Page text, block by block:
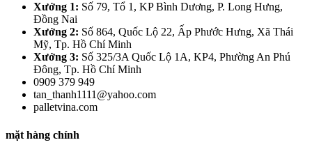
Xưởng 1: Số 79, Tổ 1, KP Bình Dương, P. Long Hưng,
Đồng Nai
Xưởng 2: Số 864, Quốc Lộ 22, Ấp Phước Hưng, Xã Thái
Mỹ, Tp. Hồ Chí Minh
Xưởng 3: Số 325/3A Quốc Lộ 1A, KP4, Phường An Phú
Đông, Tp. Hồ Chí Minh
0909 379 949
tan_thanh1111@yahoo.com
palletvina.com
mặt hàng chính